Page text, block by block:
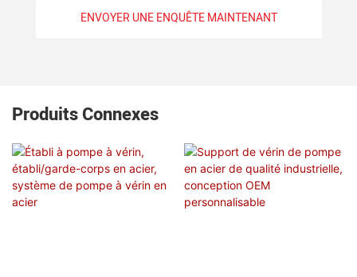
ENVOYER UNE ENQUÊTE MAINTENANT
Produits Connexes